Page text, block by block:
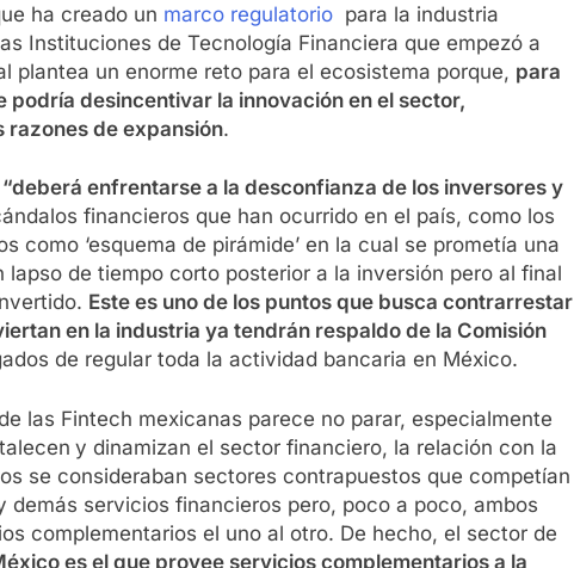
ha creado un marco regulatorio para la industria
Instituciones de Tecnología Financiera que empezó a
plantea un enorme reto para el ecosistema porque, para
desincentivar la innovación en el sector,
razones de expansión.
“deberá enfrentarse a la desconfianza de los inversores y
financieros que han ocurrido en el país, como los
como ‘esquema de pirámide’ en la cual se prometía una
de tiempo corto posterior a la inversión pero al final
Este es uno de los puntos que busca contrarrestar
en la industria ya tendrán respaldo de la Comisión
de regular toda la actividad bancaria en México.
las Fintech mexicanas parece no parar, especialmente
y dinamizan el sector financiero, la relación con la
se consideraban sectores contrapuestos que competían
demás servicios financieros pero, poco a poco, ambos
complementarios el uno al otro. De hecho, el sector de
es el que provee servicios complementarios a la